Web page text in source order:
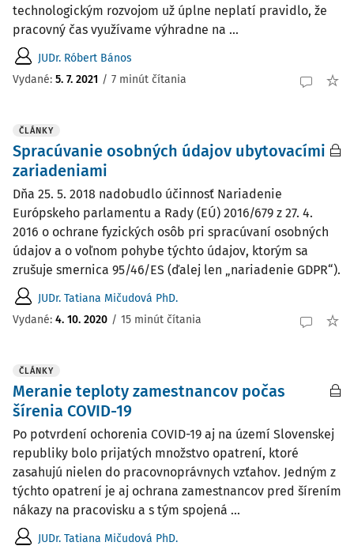
technologickým rozvojom už úplne neplatí pravidlo, že
pracovný čas využívame výhradne na ...
JUDr. Róbert Bános
Vydané: 5. 7. 2021 / 7 minút čítania
ČLÁNKY
Spracúvanie osobných údajov ubytovacími
zariadeniami
Dňa 25. 5. 2018 nadobudlo účinnosť Nariadenie
Európskeho parlamentu a Rady (EÚ) 2016/679 z 27. 4.
2016 o ochrane fyzických osôb pri spracúvaní osobných
údajov a o voľnom pohybe týchto údajov, ktorým sa
zrušuje smernica 95/46/ES (ďalej len „nariadenie GDPR“).
JUDr. Tatiana Mičudová PhD.
Vydané: 4. 10. 2020 / 15 minút čítania
ČLÁNKY
Meranie teploty zamestnancov počas
šírenia COVID-19
Po potvrdení ochorenia COVID-19 aj na území Slovenskej
republiky bolo prijatých množstvo opatrení, ktoré
zasahujú nielen do pracovnoprávnych vzťahov. Jedným z
týchto opatrení je aj ochrana zamestnancov pred šírením
nákazy na pracovisku a s tým spojená ...
JUDr. Tatiana Mičudová PhD.